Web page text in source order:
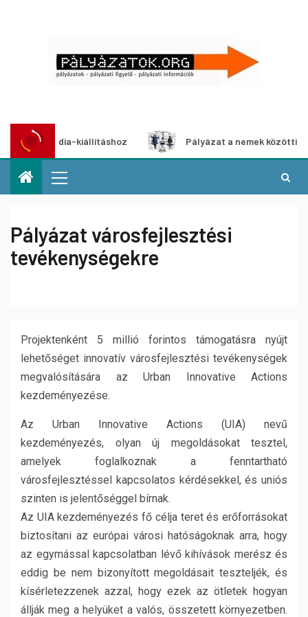
kiállításhoz Pályázat a nemek közötti
Pályázat városfejlesztési
tevékenységekre
Projektenként 5 millió forintos támogatásra nyújt
lehetőséget innovatív városfejlesztési tevékenységek
megvalósítására az Urban Innovative Actions
kezdeményezése.
Az Urban Innovative Actions (UIA) nevű
kezdeményezés, olyan új megoldásokat tesztel,
amelyek foglalkoznak a fenntartható
városfejlesztéssel kapcsolatos kérdésekkel, és uniós
szinten is jelentőséggel bírnak.
Az UIA kezdeményezés fő célja teret és erőforrásokat
biztosítani az európai városi hatóságoknak arra, hogy
az egymással kapcsolatban lévő kihívások merész és
eddig be nem bizonyított megoldásait teszteljék, és
kísérletezzenek azzal, hogy ezek az ötletek hogyan
állják meg a helyüket a valós, összetett környezetben.